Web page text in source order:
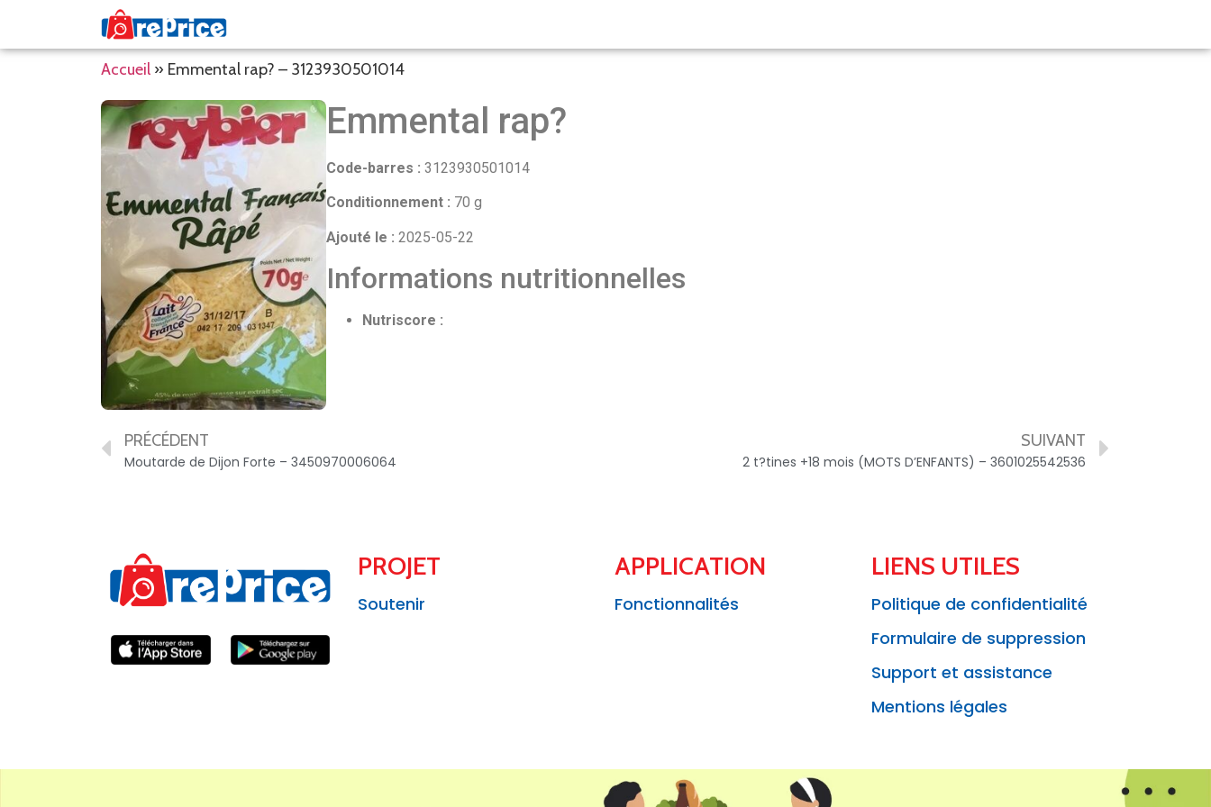
Accueil » Emmental rap? – 3123930501014
Emmental rap?
Code-barres : 3123930501014
Conditionnement : 70 g
Ajouté le : 2025-05-22
Informations nutritionnelles
Nutriscore :
PRÉCÉDENT
Moutarde de Dijon Forte – 3450970006064
SUIVANT
2 t?tines +18 mois (MOTS D’ENFANTS) – 3601025542536
PROJET
Soutenir
APPLICATION
Fonctionnalités
LIENS UTILES
Politique de confidentialité
Formulaire de suppression
Support et assistance
Mentions légales